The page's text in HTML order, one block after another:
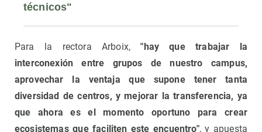
técnicos"
Para la rectora Arboix,"hay que trabajar la
interconexión entre grupos de nuestro campus,
aprovechar la ventaja que supone tener tanta
diversidad de centros, y mejorar la transferencia, ya
que ahora es el momento oportuno para crear
ecosistemas que faciliten este encuentro", y apuesta